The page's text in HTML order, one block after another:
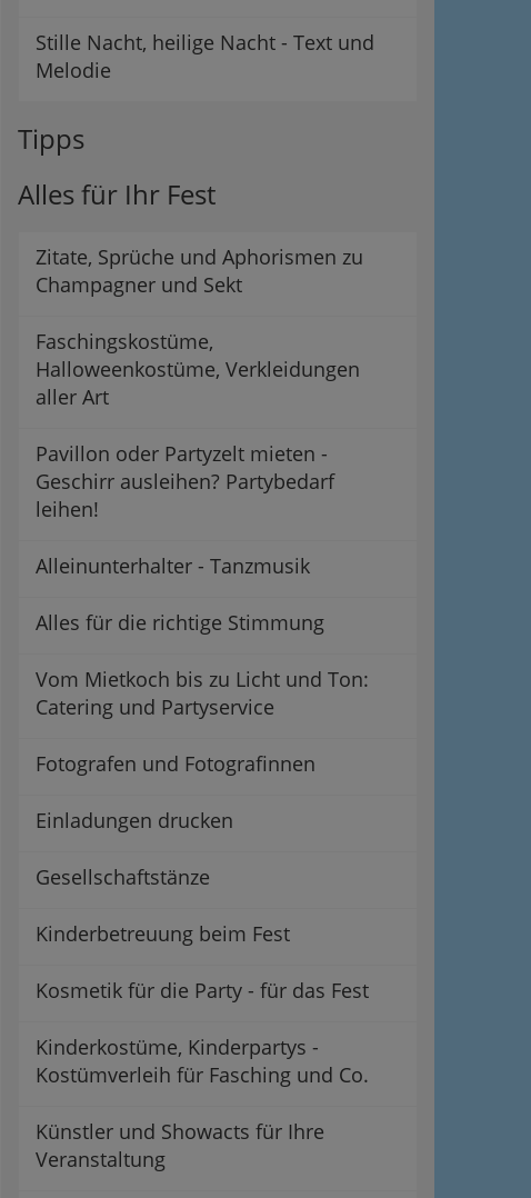
Stille Nacht, heilige Nacht - Text und
Melodie
Tipps
Alles für Ihr Fest
Zitate, Sprüche und Aphorismen zu
Champagner und Sekt
Faschingskostüme,
Halloweenkostüme, Verkleidungen
aller Art
Pavillon oder Partyzelt mieten -
Geschirr ausleihen? Partybedarf
leihen!
Alleinunterhalter - Tanzmusik
Alles für die richtige Stimmung
Vom Mietkoch bis zu Licht und Ton:
Catering und Partyservice
Fotografen und Fotografinnen
Einladungen drucken
Gesellschaftstänze
Kinderbetreuung beim Fest
Kosmetik für die Party - für das Fest
Kinderkostüme, Kinderpartys -
Kostümverleih für Fasching und Co.
Künstler und Showacts für Ihre
Veranstaltung